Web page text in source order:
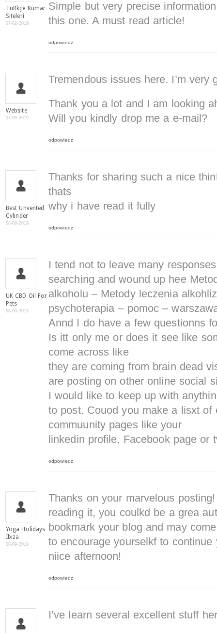
TüRkçe Kumar
Siteleri
07-02-2019
Simple but very precise
this one. A must read article!
odpowiedz
Website
07-06-2019
Tremendous issues here. I’m very
Thank you a lot and I am looking
Will you kindly drop me a e-mail?
odpowiedz
Best Unvented
Cylinder
08-08-2019
Thanks for sharing such a nice
thats
why i have read it fully
odpowiedz
UK CBD Oil For
Pets
08-09-2019
I tend not to leave many
searching and wound up hee
alkoholu – Metody leczenia
psychoterapia – pomoc –
Annd I do have a few questionns
Is itt only me or does it see like
come across like
they are coming from brain dead
are posting on other online social
I would like to keep up with
to post. Couod you make a lisxt of
commuunity pages like your
linkedin profile, Facebook page or
odpowiedz
Yoga Holidays
Ibiza
08-09-2019
Thanks on your marvelous
reading it, you coulkd be a grea
bookmark your blog and may
to encourage yourselkf to
niice afternoon!
odpowiedz
I’ve learn several excellent stuff